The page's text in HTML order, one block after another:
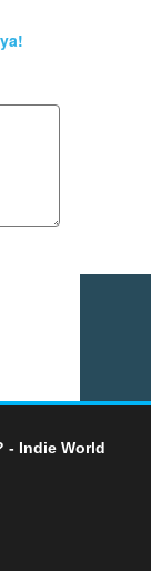
- Indie World